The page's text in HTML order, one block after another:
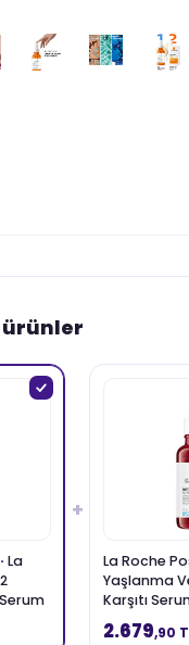
ürünler
La
+
La Roche
Yaşlanma Ve
Karşıtı
2.679,90